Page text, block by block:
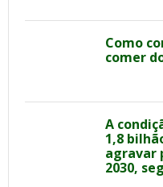
Como
comer
A
1,8
agravar
2030,